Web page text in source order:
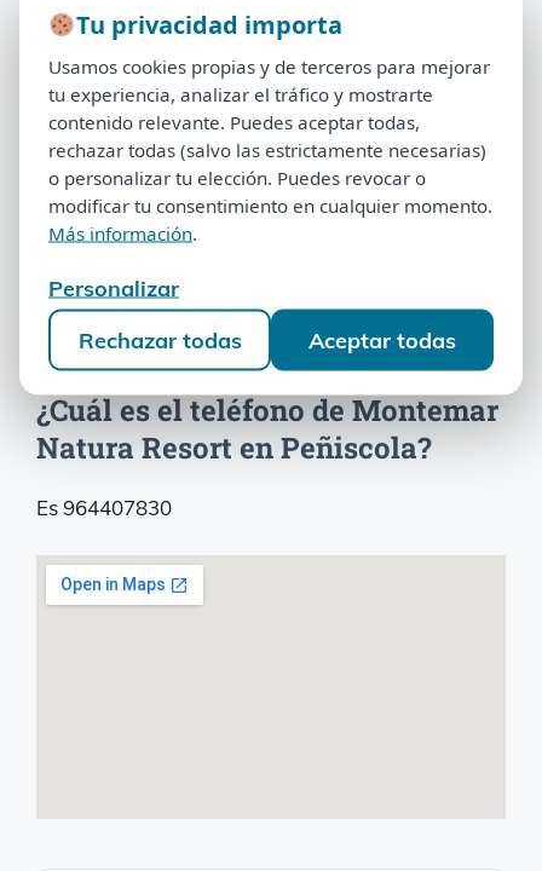
La nulidad de un contrato de multipropiedad
depende de varios factores. Es necesario un
estudio de su documentación para responder a
esta cuestión.
¿Puedo dejar de pagar la cuota de
mantenimiento en Montemar
Natura Resort?
No, si eres propietario de Montemar Natura
Resort deberá abonar las cuotas y derramas.
¿Cuál es el teléfono de Montemar
Natura Resort en Peñiscola?
Es 964407830
Tu privacidad importa
Usamos cookies propias y de terceros para mejorar
tu experiencia, analizar el tráfico y mostrarte
contenido relevante. Puedes aceptar todas,
rechazar todas (salvo las estrictamente necesarias)
o personalizar tu elección. Puedes revocar o
modificar tu consentimiento en cualquier momento.
Más información.
Personalizar
Rechazar todas
Aceptar todas
Tu privacidad importa
Usamos cookies propias y de terceros para mejorar
tu experiencia, analizar el tráfico y mostrarte
contenido relevante. Puedes aceptar todas,
rechazar todas (salvo las estrictamente necesarias)
o personalizar tu elección. Puedes revocar o
modificar tu consentimiento en cualquier momento.
Más información
Personalizar
Rechazar todas
Aceptar todas